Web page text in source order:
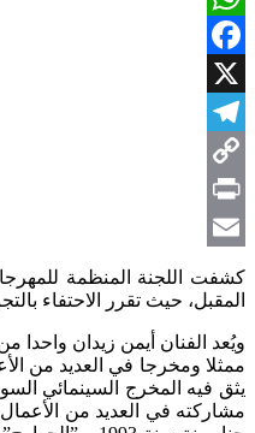
WhatsApp
Facebook
X
Telegram
Copy
Link
Print
Email
المقبل، حيث تقرر الاحتفاء